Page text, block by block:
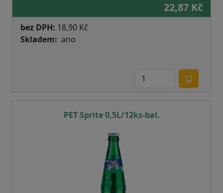
22,87 Kč
bez DPH: 18,90 Kč
Skladem
ano
PET Sprite 0,5L/12ks-bal.